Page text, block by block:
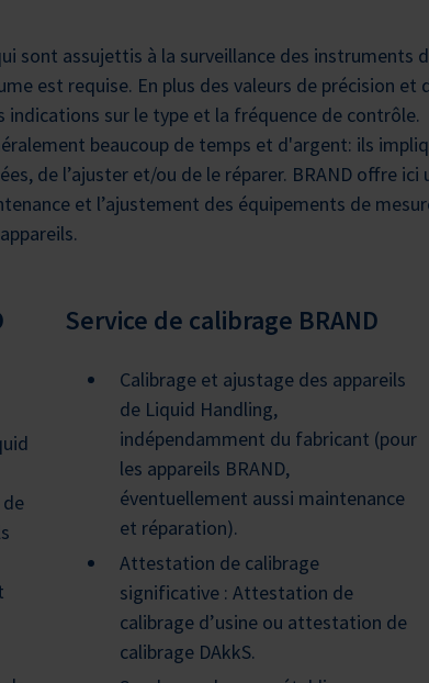
sont assujettis à la surveillance des instruments
est requise. En plus des valeurs de précision
sur le type et la fréquence de contrôle.
beaucoup de temps et d'argent: ils
de l’ajuster et/ou de le réparer. BRAND offre
et l’ajustement des équipements de
Service de calibrage BRAND
Calibrage et ajustage des appareils
de Liquid Handling,
indépendamment du fabricant (pour
les appareils BRAND,
éventuellement aussi maintenance
et réparation).
Attestation de calibrage
significative : Attestation de
calibrage d’usine ou attestation de
calibrage DAkkS.